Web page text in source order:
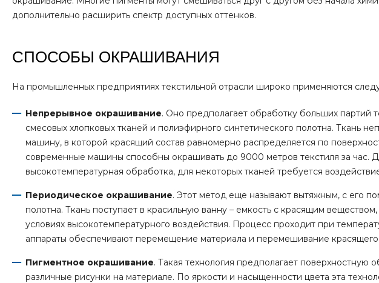
дополнительно расширить спектр доступных оттенков.
СПОСОБЫ ОКРАШИВАНИЯ
На промышленных предприятиях текстильной отрасли широко применяются
Непрерывное окрашивание. Оно предполагает обработку больших партий
смесовых хлопковых тканей и полиэфирного синтетического полотна. Ткань
машину, в которой красящий состав равномерно распределяется по
современные машины способны окрашивать до 9000 метров текстиля за час.
высокотемпературная обработка, для некоторых тканей требуется
Периодическое окрашивание. Этот метод еще называют вытяжным, с его
полотна. Ткань поступает в красильную ванну – емкость с красящим
условиях высокотемпературного воздействия. Процесс проходит при
аппараты обеспечивают перемещение материала и перемешивание красящего
Пигментное окрашивание. Такая технология предполагает поверхностную
различные рисунки на материале. По яркости и насыщенности цвета эта